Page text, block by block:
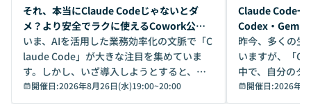
開催前
それ、本当にClaude Codeじゃないとダ
メ？より安全でラクに使えるCowork公開
デモ
いま、AIを活用した業務効率化の文脈で「C
laude Code」が大きな注目を集めていま
す。しかし、いざ導入しようとすると、セ
キュリティ面の懸念や権限管理のハードル
から、気軽に使えないケースも多いのでは
開催日:2026年8月26日(水)19:00~20:00
開催前
Claude Code一
Codex・
昨今、多くの生
いますが、「
中で、自分のタ
いいのか」を自
か？ 「なんとなく誰かが良いと言っていた
開催日:2026年8